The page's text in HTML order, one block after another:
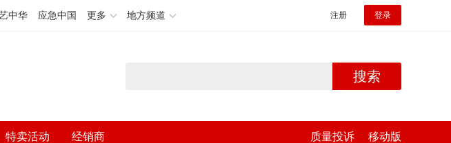
中华 应急中国 更多 地方频道 注册 登录
搜索
特卖活动 经销商 质量投诉 移动版